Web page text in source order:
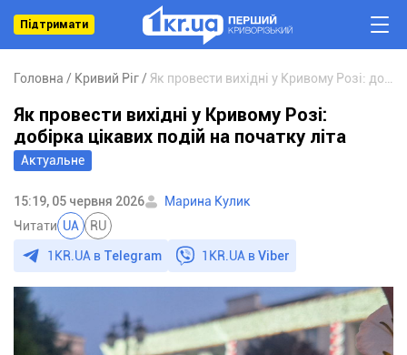
Підтримати
Головна Кривий Ріг
Актуальне
Як провести вихідні у Кривому Розі:
добірка цікавих подій на початку літа
15:19, 05 червня 2026
Марина Кулик
Читати UA RU
1KR.UA в Telegram 1KR.UA вViber